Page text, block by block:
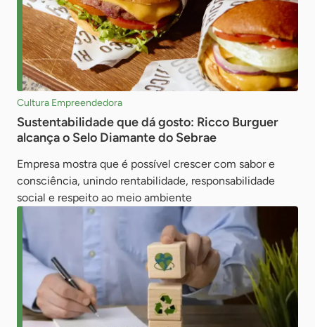
Cultura Empreendedora
Sustentabilidade que dá gosto: Ricco Burguer
alcança o Selo Diamante do Sebrae
Empresa mostra que é possível crescer com sabor e
consciência, unindo rentabilidade, responsabilidade
social e respeito ao meio ambiente